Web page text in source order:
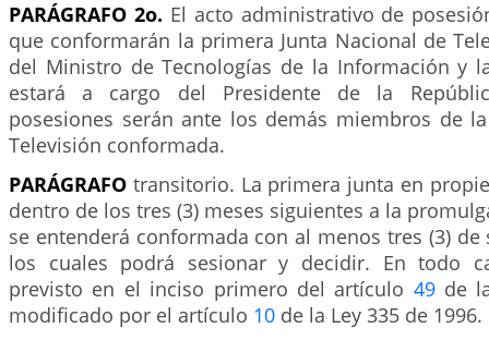
PARÁGRAFO 2o. El acto administrativo de
que conformarán la primera Junta Nacional de
del Ministro de Tecnologías de la Información y
estará a cargo del Presidente de la
posesiones serán ante los demás miembros de
Televisión conformada.
PARÁGRAFO transitorio. La primera junta en
dentro de los tres (3) meses siguientes a la
se entenderá conformada con al menos tres (3)
los cuales podrá sesionar y decidir. En todo
previsto en el inciso primero del artículo 49de
modificado por el artículo 10 de la Ley 335 de 1996.